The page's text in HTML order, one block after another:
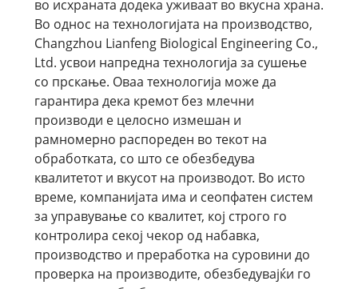
во исхраната додека уживаат во вкусна храна.
Во однос на технологијата на производство,
Changzhou Lianfeng Biological Engineering Co.,
Ltd. усвои напредна технологија за сушење
со прскање. Оваа технологија може да
гарантира дека кремот без млечни
производи е целосно измешан и
рамномерно распореден во текот на
обработката, со што се обезбедува
квалитетот и вкусот на производот. Во исто
време, компанијата има и сеопфатен систем
за управување со квалитет, кој строго го
контролира секој чекор од набавка,
производство и преработка на суровини до
проверка на производите, обезбедувајќи го